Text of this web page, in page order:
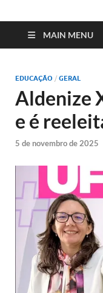
MAIN MENU
EDUCAÇÃO / GERAL
Aldenize
e é
5 de novembro de 2025